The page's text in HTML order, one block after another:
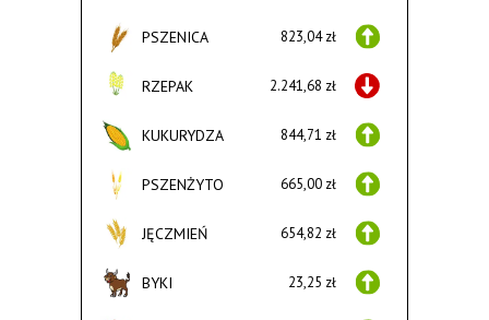
PSZENICA 823,04 zł
RZEPAK 2.241,68 zł
KUKURYDZA 844,71 zł
PSZENŻYTO 665,00 zł
JĘCZMIEŃ 654,82 zł
BYKI 23,25 zł